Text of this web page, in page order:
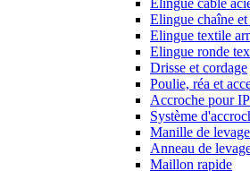
Elingue câble
Elingue chaîne et
Elingue textile
Elingue ronde
Drisse et cordage
Poulie, réa et
Accroche pour
Système
Manille de levage
Anneau de
Maillon rapide